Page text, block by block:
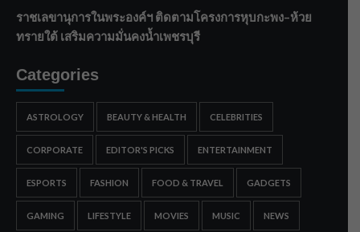
ราชเลขานุการในพระองค์ฯ ติดตามโครงการหุบกะพง–ห้วย
ทรายใต้ เสริมความมั่นคงน้ำเพชรบุรี
Categories
ASTROLOGY BEAUTY & HEALTH CELEBRITIES
CORPORATE EDITOR'S PICKS ENTERTAINMENT
ESPORTS FASHION FOOD & TRAVEL GADGETS
GAMING LIFESTYLE MOVIES MUSIC NEWS